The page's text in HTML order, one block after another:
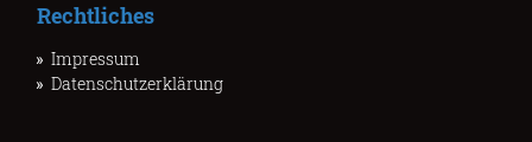
Rechtliches
Impressum
Datenschutzerklärung